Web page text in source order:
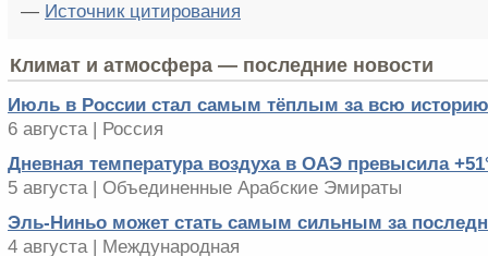
— Источник цитирования
Климат и атмосфера — последние новости
Июль в России стал самым тёплым за всю историю
6 августа | Россия
Дневная температура воздуха в ОАЭ превысила
5 августа | Объединенные Арабские Эмираты
Эль-Ниньо может стать самым сильным за
4 августа | Международная